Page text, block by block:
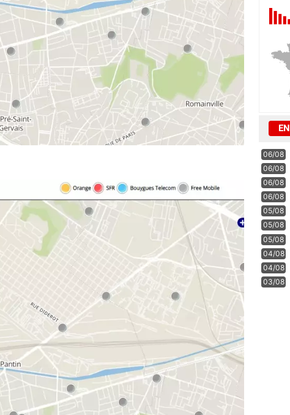
06/08
06/08
06/08
06/08
05/08
05/08
05/08
04/08
04/08
03/08